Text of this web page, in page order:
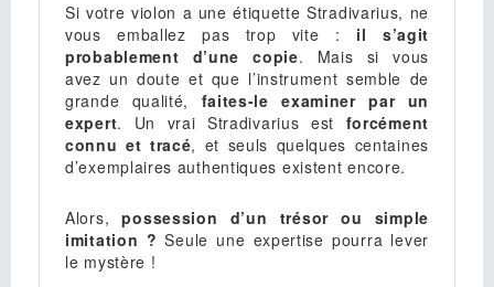
Si votre violon a une étiquette Stradivarius, ne
vous emballez pas trop vite : il s’agit
probablement d’une copie. Mais si vous
avez un doute et que l’instrument semble de
grande qualité, faites-le examiner par un
expert. Un vrai Stradivarius est forcément
connu et tracé, et seuls quelques centaines
d’exemplaires authentiques existent encore.
Alors,possession d’un trésor ou simple
imitation ? Seule une expertise pourra lever
le mystère !